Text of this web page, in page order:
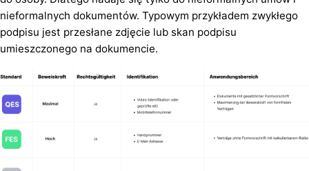
nieformalnych dokumentów. Typowym przykładem zwykłego
podpisu jest przesłane zdjęcie lub skan podpisu
umieszczonego na dokumencie.